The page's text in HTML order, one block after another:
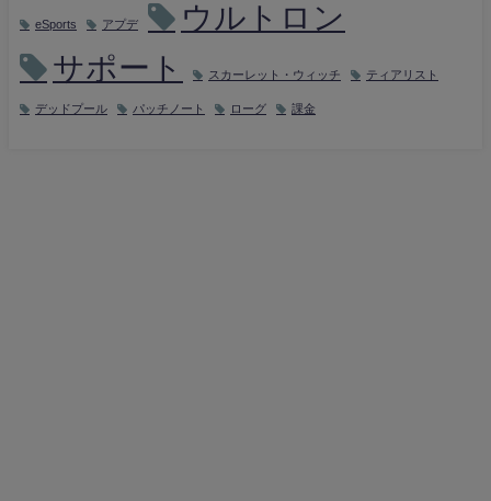
eSports アプデ
ウルトロン
サポート
スカーレット・ウィッチ ティアリスト
デッドプール パッチノート ローグ 課金